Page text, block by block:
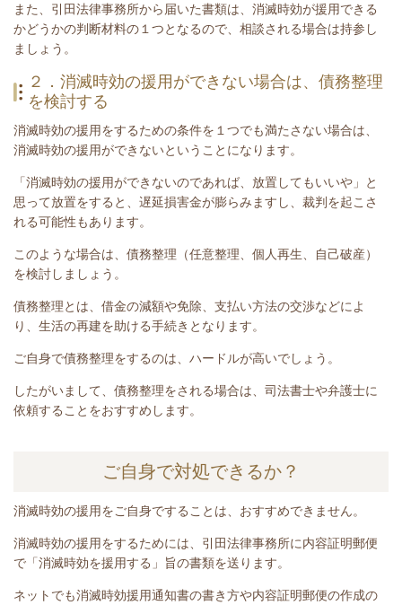
また、引田法律事務所から届いた書類は、消滅時効が援用できる
かどうかの判断材料の１つとなるので、相談される場合は持参し
ましょう。
２．消滅時効の援用ができない場合は、債務整理
を検討する
消滅時効の援用をするための条件を１つでも満たさない場合は、
消滅時効の援用ができないということになります。
「消滅時効の援用ができないのであれば、放置してもいいや」と
思って放置をすると、遅延損害金が膨らみますし、裁判を起こさ
れる可能性もあります。
このような場合は、債務整理（任意整理、個人再生、自己破産）
を検討しましょう。
債務整理とは、 借金の減額や免除、支払い方法の交渉などによ
り、生活の再建を助ける手続き となります。
ご自身で債務整理をするのは、ハードルが高いでしょう。
したがいまして、債務整理をされる場合は、司法書士や弁護士に
依頼することをおすすめします。
ご自身で対処できるか？
消滅時効の援用をご自身ですることは、おすすめできません。
消滅時効の援用をするためには、引田法律事務所に内容証明郵便
で「消滅時効を援用する」旨の書類を送ります。
ネットでも消滅時効援用通知書の書き方や内容証明郵便の作成の